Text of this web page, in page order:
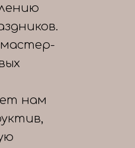
мастер-
нам